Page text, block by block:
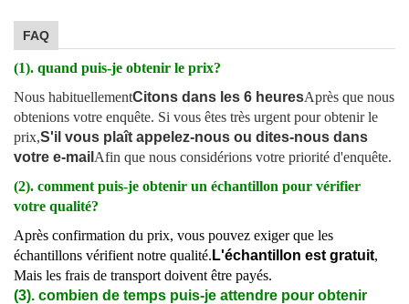
FAQ
(1). quand puis-je obtenir le prix?
Nous habituellementCitons dans les 6 heuresAprès que nous
obtenions votre enquête. Si vous êtes très urgent pour obtenir le
prix,S'il vous plaît appelez-nous ou dites-nous dans
votre e-mail Afin que nous considérions votre priorité d'enquête.
(2). comment puis-je obtenir un échantillon pour vérifier
votre qualité?
Après confirmation du prix, vous pouvez exiger que les
échantillons vérifient notre qualité. L'échantillon est gratuit,
Mais les frais de transport doivent être payés.
(3). combien de temps puis-je attendre pour obtenir